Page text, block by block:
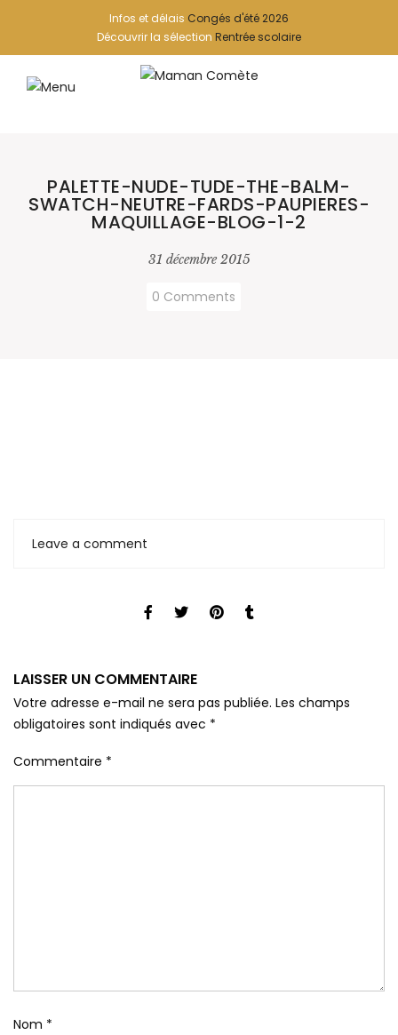
Infos et délais Congés d'été 2026
Découvrir la sélection Rentrée scolaire
PALETTE-NUDE-TUDE-THE-BALM-
SWATCH-NEUTRE-FARDS-PAUPIERES-
MAQUILLAGE-BLOG-1-2
31 décembre 2015
0 Comments
Leave a comment
LAISSER UN COMMENTAIRE
Votre adresse e-mail ne sera pas publiée. Les champs
obligatoires sont indiqués avec *
Commentaire *
Nom *